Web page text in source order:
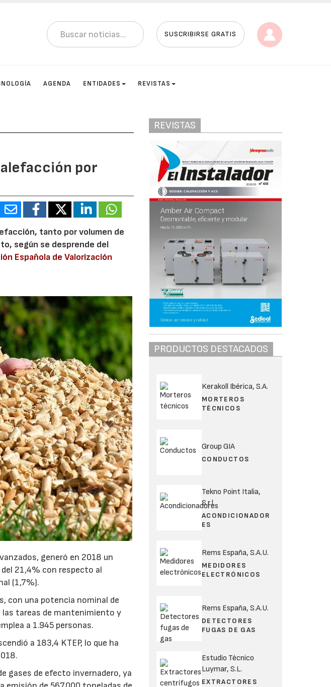
SUSCRIBIRSE GRATIS
AGENDA ENTIDADES REVISTAS
por
tanto por volumen de
según se desprende del
Española de Valorización
generó en 2018 un
21,4% con respecto al
(1,7%).
con una potencia nominal de
las tareas de mantenimiento y
a 1.945 personas.
a 183,4 KTEP, lo que ha
gases de efecto invernadero, ya
REVISTAS
PRODUCTOS DESTACADOS
Kerakoll Ibérica, S.A.
MORTEROS
TÉCNICOS
Group GIA
CONDUCTOS
Tekno Point Italia,
S.r.l.
ACONDICIONADOR
ES
Rems España, S.A.U.
MEDIDORES
ELECTRÓNICOS
Rems España, S.A.U.
DETECTORES
FUGAS DE GAS
Estudio Técnico
Luymar, S.L.
EXTRACTORES